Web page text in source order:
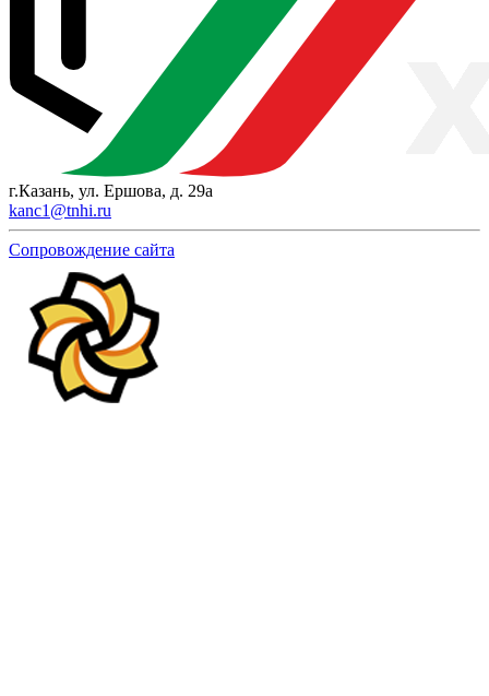
г.Казань, ул. Ершова, д. 29а
kanc1@tnhi.ru
Сопровождение сайта